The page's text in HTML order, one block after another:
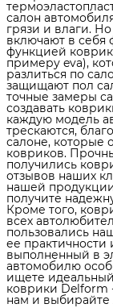
салон
грязи и влаги.
включают в себя
функцией
примеру eva),
разлиться по
защищают пол
точные замеры
создавать
каждую модель
трескаются,
салоне, которые
ковриков.
получились
отзывов наших
нашей
получите
Кроме того,
всех
пользовались
ее практичности
выполненный в
автомобилю
ищете
коврики Delform
нам и выбирайте